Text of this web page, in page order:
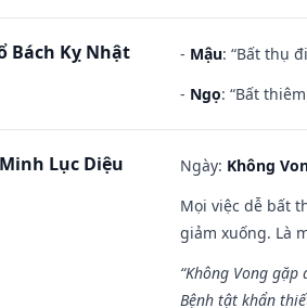
Bách Kỵ Nhật - Mậu: “Bất thụ
- Ngọ: “Bất
Lục Diệu Ngày: Không
Mọi việc dễ bất
giảm xuống. Là
“Không Vong gặp
Bệnh tật khẩn